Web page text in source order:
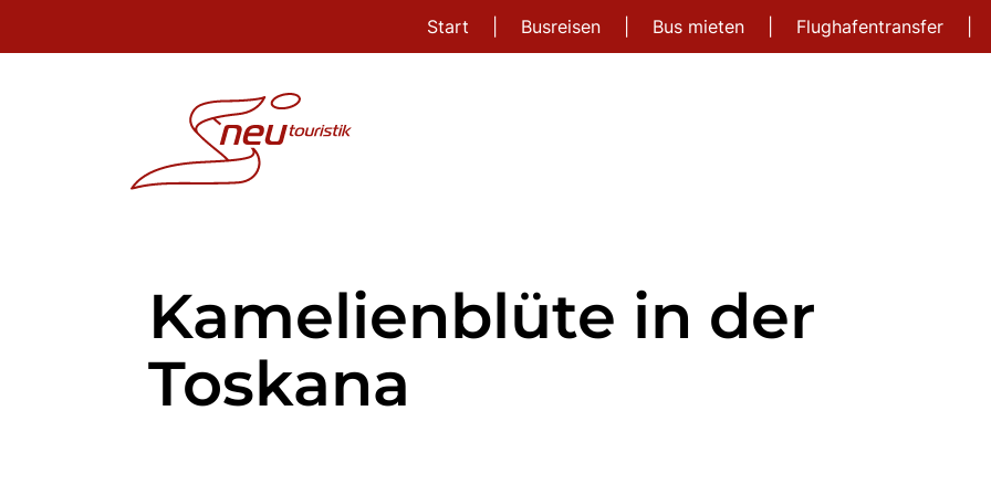
Start Busreisen Bus mieten Flughafentransfer
Kamelienblüte in der
Toskana